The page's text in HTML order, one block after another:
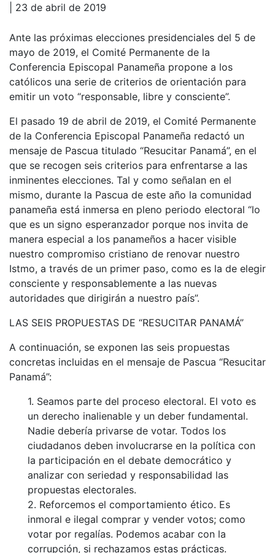
| 23 de abril de 2019
Ante las próximas elecciones presidenciales del 5 de
mayo de 2019, el Comité Permanente de la
Conferencia Episcopal Panameña propone a los
católicos una serie de criterios de orientación para
emitir un voto “responsable, libre y consciente”.
El pasado 19 de abril de 2019, el Comité Permanente
de la Conferencia Episcopal Panameña redactó un
mensaje de Pascua titulado “Resucitar Panamá”, en el
que se recogen seis criterios para enfrentarse a las
inminentes elecciones. Tal y como señalan en el
mismo, durante la Pascua de este año la comunidad
panameña está inmersa en pleno periodo electoral “lo
que es un signo esperanzador porque nos invita de
manera especial a los panameños a hacer visible
nuestro compromiso cristiano de renovar nuestro
Istmo, a través de un primer paso, como es la de elegir
consciente y responsablemente a las nuevas
autoridades que dirigirán a nuestro país”.
LAS SEIS PROPUESTAS DE “RESUCITAR PANAMÁ”
A continuación, se exponen las seis propuestas
concretas incluidas en el mensaje de Pascua “Resucitar
Panamá”:
1. Seamos parte del proceso electoral. El voto es
un derecho inalienable y un deber fundamental.
Nadie debería privarse de votar. Todos los
ciudadanos deben involucrarse en la política con
la participación en el debate democrático y
analizar con seriedad y responsabilidad las
propuestas electorales.
2. Reforcemos el comportamiento ético. Es
inmoral e ilegal comprar y vender votos; como
votar por regalías. Podemos acabar con la
corrupción, si rechazamos estas prácticas.